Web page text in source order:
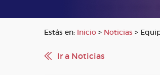
Estás en: Inicio > Noticias >
Ir a Noticias